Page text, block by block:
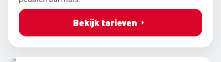
Bekijk tarieven